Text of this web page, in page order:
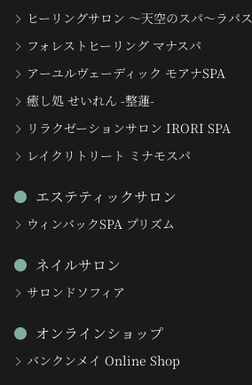
ヒーリングサロン 〜天空のスパ〜ラパス
フォレストヒーリング マナスパ
アーユルヴェーディック モアナSPA
癒し処 せいれん -整蓮-
リラクゼーションサロン IRORI SPA
レイクリトリート ミナモスパ
エステティックサロン
ウィンバックSPA プリズム
ネイルサロン
サロンドソフィア
オンラインショップ
バンクンメイ Online Shop